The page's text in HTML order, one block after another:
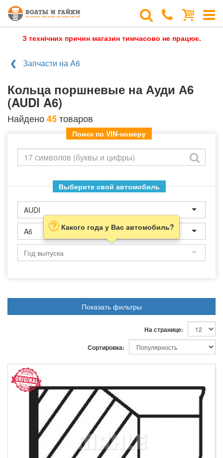
З технічних причин магазин тимчасово не працює.
Запчасти на A6
Кольца поршневые на Ауди А6
(AUDI A6)
Найдено45товаров
Поиск по VIN-номеру
Выберите свой автомобиль
AUDI
A6 Какого года у Вас автомобиль?
Показать фильтры
На странице:
Сортировка: